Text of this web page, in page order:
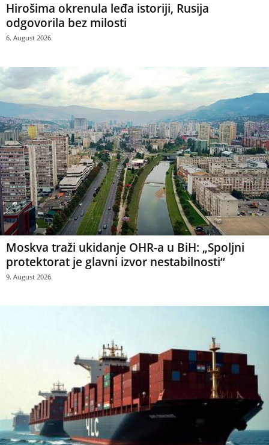
Hirošima okrenula leđa istoriji, Rusija
odgovorila bez milosti
6. August 2026.
Moskva traži ukidanje OHR-a u BiH: „Spoljni
protektorat je glavni izvor nestabilnosti“
9. August 2026.